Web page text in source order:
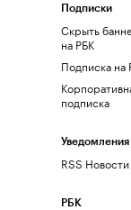
Подписки
Скрыть
на РБК
Подписка на
подписка
Уведомления
RSS Новости
РБК